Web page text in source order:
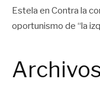
Estela en Contra la
oportunismo de “la